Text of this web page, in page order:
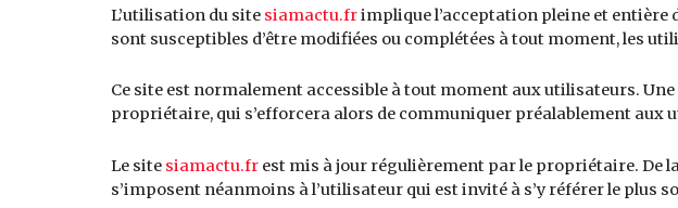
L’utilisation du site siamactu.frimplique l’acceptation pleine et
sont susceptibles d’être modifiées ou complétées à tout moment, les
Ce site est normalement accessible à tout moment aux utilisateurs.
propriétaire, qui s’efforcera alors de communiquer préalablement aux
Le site siamactu.fr est mis à jour régulièrement par le propriétaire. De
s’imposent néanmoins à l’utilisateur qui est invité à s’y référer le plus